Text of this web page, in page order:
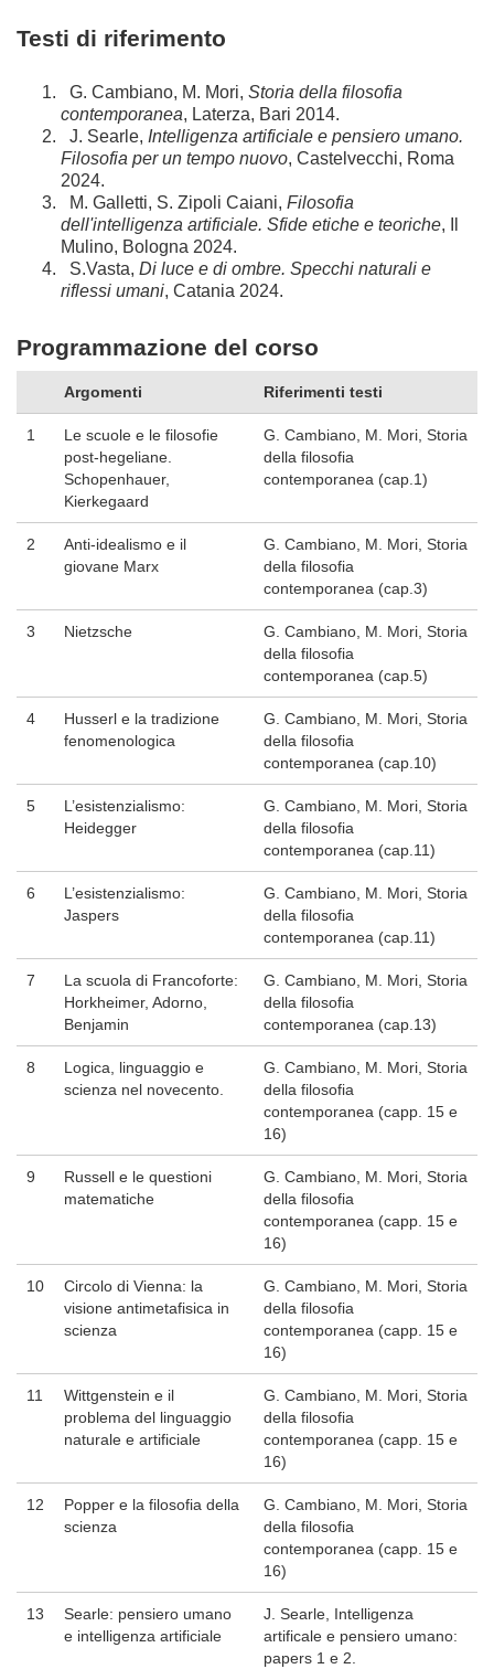
Testi di riferimento
G. Cambiano, M. Mori, Storia della filosofia
contemporanea, Laterza, Bari 2014.
J. Searle, Intelligenza artificiale e pensiero umano.
Filosofia per un tempo nuovo, Castelvecchi, Roma
2024.
M. Galletti, S. Zipoli Caiani, Filosofia
dell'intelligenza artificiale. Sfide etiche e teoriche, Il
Mulino, Bologna 2024.
S.Vasta, Di luce e di ombre. Specchi naturali e
riflessi umani, Catania 2024.
Programmazione del corso
Argomenti Riferimenti testi
1
Le scuole e le filosofie
post-hegeliane.
Schopenhauer,
Kierkegaard
G. Cambiano, M. Mori, Storia
della filosofia
contemporanea (cap.1)
2
Anti-idealismo e il
giovane Marx
G. Cambiano, M. Mori, Storia
della filosofia
contemporanea (cap.3)
3 Nietzsche
G. Cambiano, M. Mori, Storia
della filosofia
contemporanea (cap.5)
4
Husserl e la tradizione
fenomenologica
G. Cambiano, M. Mori, Storia
della filosofia
contemporanea (cap.10)
5
L’esistenzialismo:
Heidegger
G. Cambiano, M. Mori, Storia
della filosofia
contemporanea (cap.11)
6
L’esistenzialismo:
Jaspers
G. Cambiano, M. Mori, Storia
della filosofia
contemporanea (cap.11)
7
La scuola di Francoforte:
Horkheimer, Adorno,
Benjamin
G. Cambiano, M. Mori, Storia
della filosofia
contemporanea (cap.13)
8
Logica, linguaggio e
scienza nel novecento.
G. Cambiano, M. Mori, Storia
della filosofia
contemporanea (capp. 15 e
16)
9
Russell e le questioni
matematiche
G. Cambiano, M. Mori, Storia
della filosofia
contemporanea (capp. 15 e
16)
10
Circolo di Vienna: la
visione antimetafisica in
scienza
G. Cambiano, M. Mori, Storia
della filosofia
contemporanea (capp. 15 e
16)
11
Wittgenstein e il
problema del linguaggio
naturale e artificiale
G. Cambiano, M. Mori, Storia
della filosofia
contemporanea (capp. 15 e
16)
12
Popper e la filosofia della
scienza
G. Cambiano, M. Mori, Storia
della filosofia
contemporanea (capp. 15 e
16)
13
Searle: pensiero umano
e intelligenza artificiale
J. Searle, Intelligenza
artificale e pensiero umano:
papers 1 e 2.